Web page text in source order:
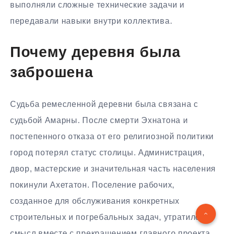
выполняли сложные технические задачи и
передавали навыки внутри коллектива.
Почему деревня была
заброшена
Судьба ремесленной деревни была связана с
судьбой Амарны. После смерти Эхнатона и
постепенного отказа от его религиозной политики
город потерял статус столицы. Администрация,
двор, мастерские и значительная часть населения
покинули Ахетатон. Поселение рабочих,
созданное для обслуживания конкретных
строительных и погребальных задач, утратило